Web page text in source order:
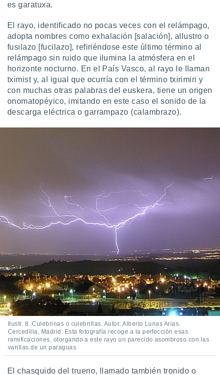
es garatuxa.
El rayo, identificado no pocas veces con el relámpago,
adopta nombres como exhalación [salación], allustro o
fusilazo [fucilazo], refiriéndose este último término al
relámpago sin ruido que ilumina la atmósfera en el
horizonte nocturno. En el País Vasco, al rayo le llaman
tximist y, al igual que ocurría con el término txirimiri y
con muchas otras palabras del euskera, tiene un origen
onomatopéyico, imitando en este caso el sonido de la
descarga eléctrica o garrampazo (calambrazo).
Ilustr. 8. Culebrinas o culebrillas. Autor: Alberto Lunas Arias.
Cercedilla, Madrid. Esta fotografía recoge a la perfección esas
ramificaciones, otorgando a este rayo un parecido asombroso con las
varillas de un paraguas.
El chasquido del trueno, llamado también tronido o